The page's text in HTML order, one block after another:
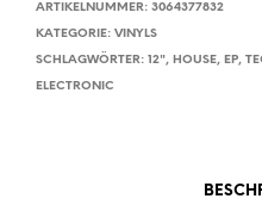
ARTIKELNUMMER: 3064377832
KATEGORIE: VINYLS
SCHLAGWÖRTER: 12", HOUSE, EP,
ELECTRONIC